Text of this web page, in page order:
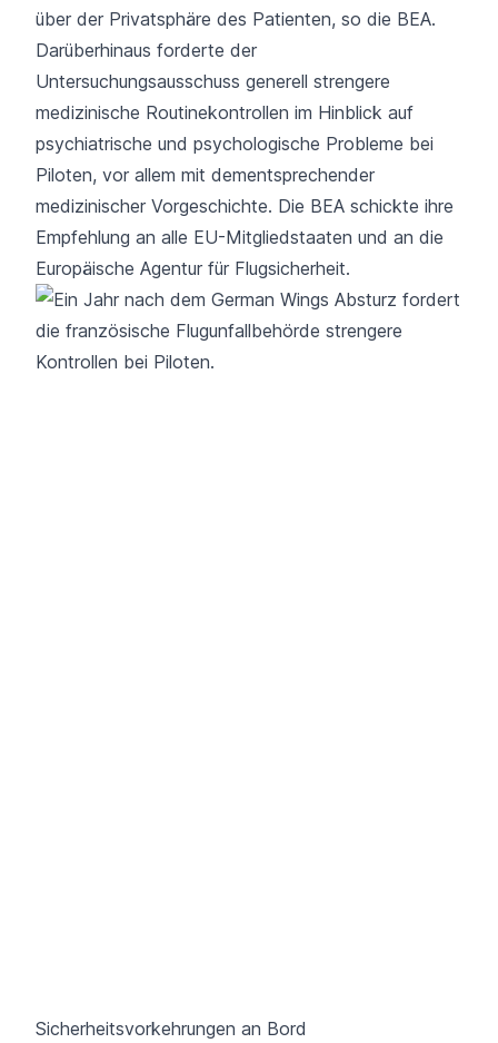
über der Privatsphäre des Patienten, so die BEA.
Darüberhinaus forderte der
Untersuchungsausschuss generell strengere
medizinische Routinekontrollen im Hinblick auf
psychiatrische und psychologische Probleme bei
Piloten, vor allem mit dementsprechender
medizinischer Vorgeschichte. Die BEA schickte ihre
Empfehlung an alle EU-Mitgliedstaaten und an die
Europäische Agentur für Flugsicherheit.
Sicherheitsvorkehrungen an Bord